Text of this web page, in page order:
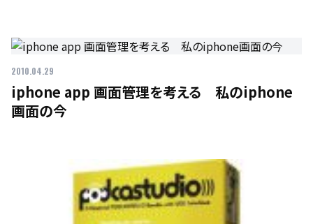
2010.04.29
iphone app 画面管理を考える 私のiphone
画面の今